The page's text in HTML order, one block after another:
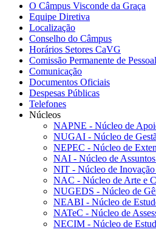
O Câmpus Visconde da Graça
Equipe Diretiva
Localização
Conselho do Câmpus
Horários Setores CaVG
Comissão Permanente de
Comunicação
Documentos Oficiais
Despesas Públicas
Telefones
Núcleos
NAPNE - Núcleo de
NUGAI - Núcleo de
NEPEC - Núcleo de
NAI - Núcleo de
NIT - Núcleo de
NAC - Núcleo de Arte e
NUGEDS - Núcleo de
NEABI - Núcleo de
NATeC - Núcleo de
NECIM - Núcleo de